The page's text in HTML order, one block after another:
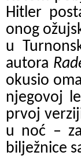
Hitler
onog
u
autora
okusio
njegovoj
prvoj
u noć –
bilježnice